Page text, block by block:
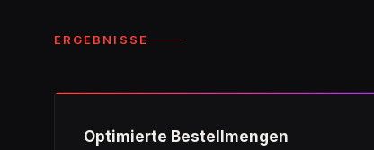
ERGEBNISSE
Optimierte Bestellmengen